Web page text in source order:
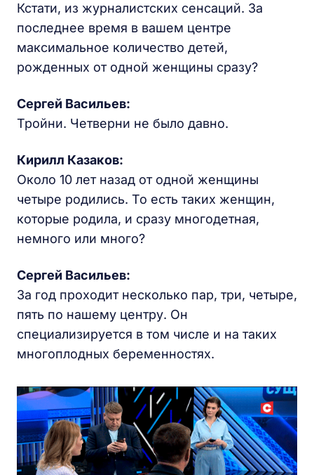
Кстати, из журналистских сенсаций. За
последнее время в вашем центре
максимальное количество детей,
рожденных от одной женщины сразу?
Сергей Васильев:
Тройни. Четверни не было давно.
Кирилл Казаков:
Около 10 лет назад от одной женщины
четыре родились. То есть таких женщин,
которые родила, и сразу многодетная,
немного или много?
Сергей Васильев:
За год проходит несколько пар, три, четыре,
пять по нашему центру. Он
специализируется в том числе и на таких
многоплодных беременностях.